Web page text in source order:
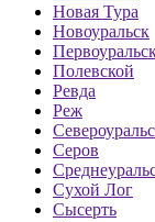
Новая Тура
Новоуральск
Полевской
Ревда
Реж
Серов
Сухой Лог
Сысерть